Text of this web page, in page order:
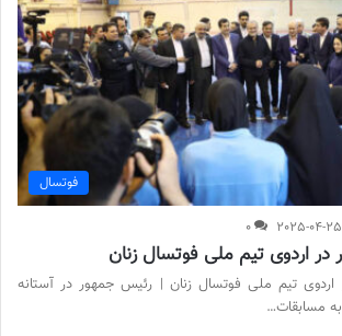
فوتسال
2025-04-25
0
اردوی تیم ملی فوتسال زنان
تیم ملی فوتسال زنان | رئیس جمهور در آستانه
مسابقات…